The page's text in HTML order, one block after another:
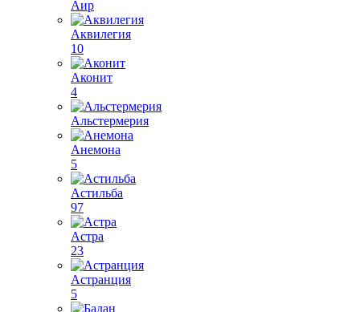
Аир
Аквилегия
10
Аконит
4
Альстермерия
Анемона
5
Астильба
97
Астра
23
Астранция
5